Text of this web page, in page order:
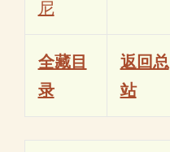
尼
全藏目
录
返回总
站